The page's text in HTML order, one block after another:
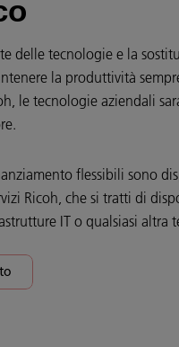
delle tecnologie e la
la produttività
le tecnologie aziendali
flessibili sono
Ricoh, che si tratti di
IT o qualsiasi altra